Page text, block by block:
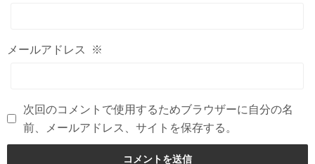
メールアドレス ※
次回のコメントで使用するためブラウザーに自分の名
前、メールアドレス、サイトを保存する。